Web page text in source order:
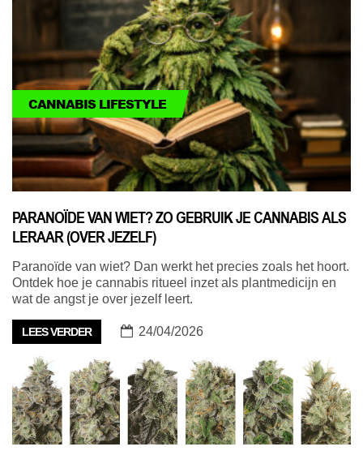
CANNABIS LIFESTYLE
PARANOÏDE VAN WIET? ZO GEBRUIK JE CANNABIS ALS
LERAAR (OVER JEZELF)
Paranoïde van wiet? Dan werkt het precies zoals het hoort.
Ontdek hoe je cannabis ritueel inzet als plantmedicijn en
wat de angst je over jezelf leert.
LEES VERDER 24/04/2026